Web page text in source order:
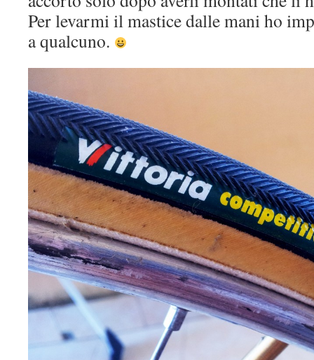
Per levarmi il mastice dalle mani ho
a qualcuno.